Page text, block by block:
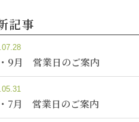
記事
9月 営業日のご案内
7月 営業日のご案内